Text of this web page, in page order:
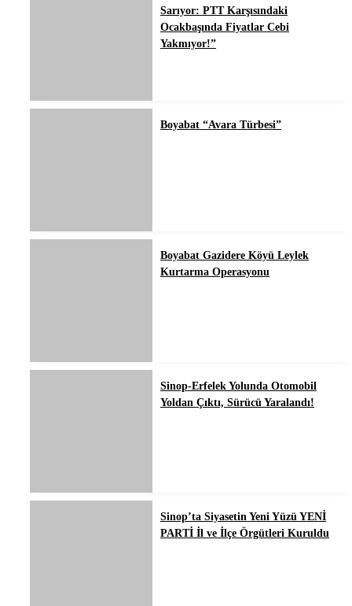
Sarıyor: PTT Karşısındaki
Ocakbaşında Fiyatlar Cebi
Yakmıyor!”
Boyabat “Avara Türbesi”
Boyabat Gazidere Köyü Leylek
Kurtarma Operasyonu
Sinop-Erfelek Yolunda Otomobil
Yoldan Çıktı, Sürücü Yaralandı!
Sinop’ta Siyasetin Yeni Yüzü YENİ
PARTİ İl ve İlçe Örgütleri Kuruldu